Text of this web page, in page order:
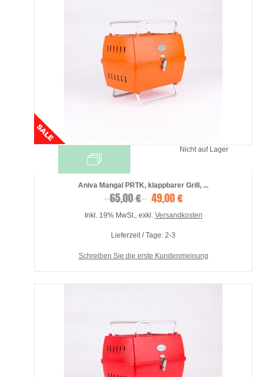
Nicht auf Lager
Aniva Mangal PRTK, klappbarer Grill, ...
65,00 € 49,00 €
Inkl. 19% MwSt., exkl. Versandkosten
Lieferzeit / Tage: 2-3
Schreiben Sie die erste Kundenmeinung